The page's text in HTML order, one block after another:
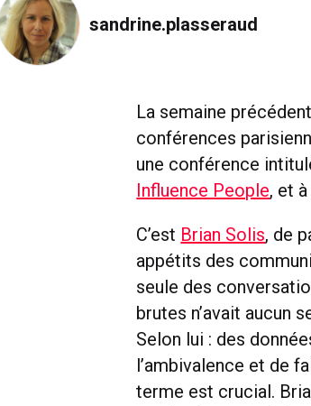
sandrine.plasseraud
La semaine
conférences
une conférence
Influence People, et
C’est Brian Solis, de
appétits des
seule des
brutes n’avait aucun
Selon lui : des
l’ambivalence et de
terme est crucial.